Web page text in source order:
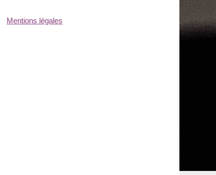
Mentions légales